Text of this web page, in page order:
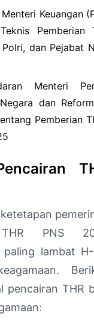
Keuangan
Pemberian
Polri, dan Pejabat
Menteri
dan
Pemberian
THR PNS
paling lambat
pencairan THR